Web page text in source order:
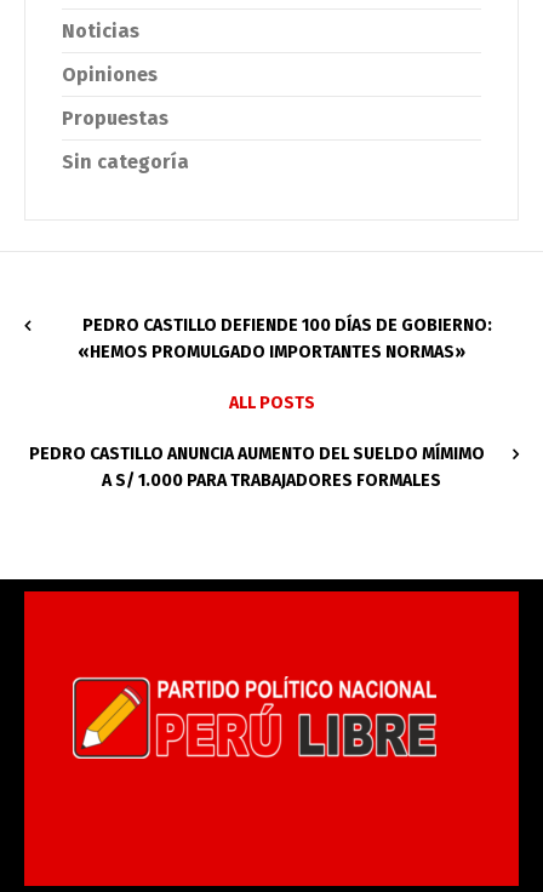
Noticias
Opiniones
Propuestas
Sin categoría
PEDRO CASTILLO DEFIENDE 100 DÍAS DE GOBIERNO:
«HEMOS PROMULGADO IMPORTANTES NORMAS»
ALL POSTS
PEDRO CASTILLO ANUNCIA AUMENTO DEL SUELDO MÍMIMO
A S/ 1.000 PARA TRABAJADORES FORMALES